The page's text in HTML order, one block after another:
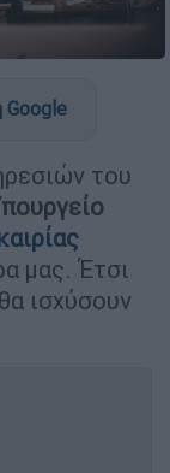
του
μας. Έτσι
ισχύσουν